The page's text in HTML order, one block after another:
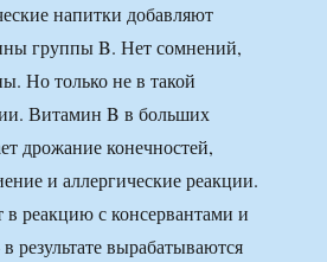
напитки добавляют
группы B. Нет сомнений,
Но только не в такой
Витамин B в больших
дрожание конечностей,
и аллергические реакции.
реакцию с консервантами и
результате вырабатываются